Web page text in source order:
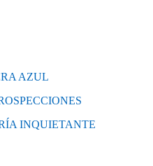
AZUL
INQUIETANTE